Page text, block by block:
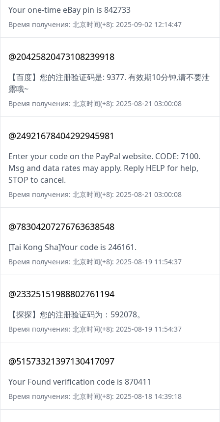
Your one-time eBay pin is 842733
Время получения: 北京时间(+8): 2025-09-02 12:14:47
@20425820473108239918
【百度】您的注册验证码是: 9377. 有效期10分钟,请不要泄
露哦~
Время получения: 北京时间(+8): 2025-08-21 03:00:08
@24921678404292945981
Enter your code on the PayPal website. CODE: 7100.
Msg and data rates may apply. Reply HELP for help,
STOP to cancel.
Время получения: 北京时间(+8): 2025-08-21 03:00:08
@78304207276763638548
[Tai Kong Sha]Your code is 246161.
Время получения: 北京时间(+8): 2025-08-19 11:54:37
@23325151988802761194
【探探】您的注册验证码为：592078。
Время получения: 北京时间(+8): 2025-08-19 11:54:37
@51573321397130417097
Your Found verification code is 870411
Время получения: 北京时间(+8): 2025-08-18 14:39:18